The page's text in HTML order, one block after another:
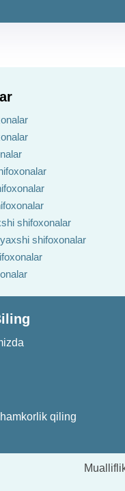
shifoxonalar
shifoxonalar
qiling